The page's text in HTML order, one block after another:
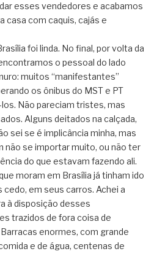
esses vendedores e acabamos
casa com caquis, cajás e
foi linda. No final, por volta da
o pessoal do lado
muitos “manifestantes”
os ônibus do MST e PT
Não pareciam tristes, mas
Alguns deitados na calçada,
sei se é implicância minha, mas
não se importar muito, ou não ter
do que estavam fazendo ali.
moram em Brasília já tinham ido
cedo, em seus carros. Achei a
à disposição desses
trazidos de fora coisa de
enormes, com grande
e de água, centenas de